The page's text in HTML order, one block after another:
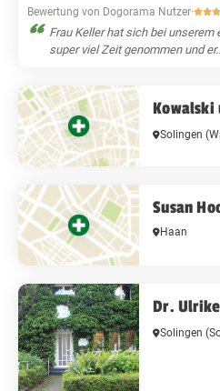
Bewertung von Dogorama Nutzer·
Frau Keller hat sich bei
super viel Zeit genommen und er...
Kowalski
Solingen
Susan
Haan
Dr.
Solingen